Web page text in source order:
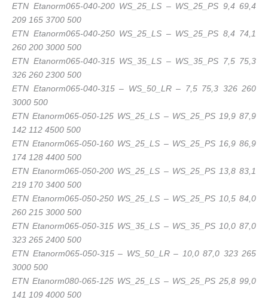
ETN Etanorm065-040-200 WS_25_LS – WS_25_PS 9,4 69,4
209 165 3700 500
ETN Etanorm065-040-250 WS_25_LS – WS_25_PS 8,4 74,1
260 200 3000 500
ETN Etanorm065-040-315 WS_35_LS – WS_35_PS 7,5 75,3
326 260 2300 500
ETN Etanorm065-040-315 – WS_50_LR – 7,5 75,3 326 260
3000 500
ETN Etanorm065-050-125 WS_25_LS – WS_25_PS 19,9 87,9
142 112 4500 500
ETN Etanorm065-050-160 WS_25_LS – WS_25_PS 16,9 86,9
174 128 4400 500
ETN Etanorm065-050-200 WS_25_LS – WS_25_PS 13,8 83,1
219 170 3400 500
ETN Etanorm065-050-250 WS_25_LS – WS_25_PS 10,5 84,0
260 215 3000 500
ETN Etanorm065-050-315 WS_35_LS – WS_35_PS 10,0 87,0
323 265 2400 500
ETN Etanorm065-050-315 – WS_50_LR – 10,0 87,0 323 265
3000 500
ETN Etanorm080-065-125 WS_25_LS – WS_25_PS 25,8 99,0
141 109 4000 500